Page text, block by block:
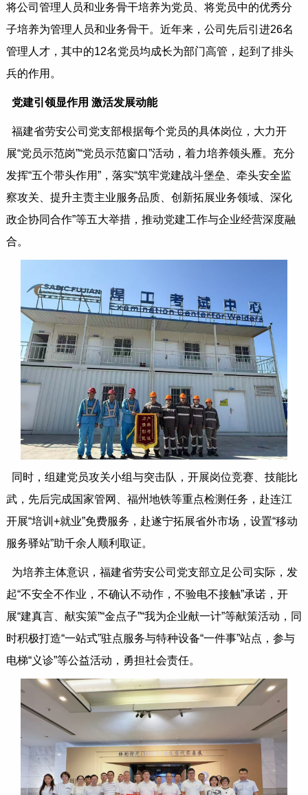
将公司管理人员和业务骨干培养为党员、将党员中的优秀分
子培养为管理人员和业务骨干。近年来，公司先后引进26名
管理人才，其中的12名党员均成长为部门高管，起到了排头
兵的作用。
党建引领显作用 激活发展动能
福建省劳安公司党支部根据每个党员的具体岗位，大力开
展“党员示范岗”“党员示范窗口”活动，着力培养领头雁。充分
发挥“五个带头作用”，落实“筑牢党建战斗堡垒、牵头安全监
察攻关、提升主责主业服务品质、创新拓展业务领域、深化
政企协同合作”等五大举措，推动党建工作与企业经营深度融
合。
同时，组建党员攻关小组与突击队，开展岗位竞赛、技能比
武，先后完成国家管网、福州地铁等重点检测任务，赴连江
开展“培训+就业”免费服务，赴遂宁拓展省外市场，设置“移动
服务驿站”助千余人顺利取证。
为培养主体意识，福建省劳安公司党支部立足公司实际，发
起“不安全不作业，不确认不动作，不验电不接触”承诺，开
展“建真言、献实策”“金点子”“我为企业献一计”等献策活动，同
时积极打造“一站式”驻点服务与特种设备“一件事”站点，参与
电梯“义诊”等公益活动，勇担社会责任。